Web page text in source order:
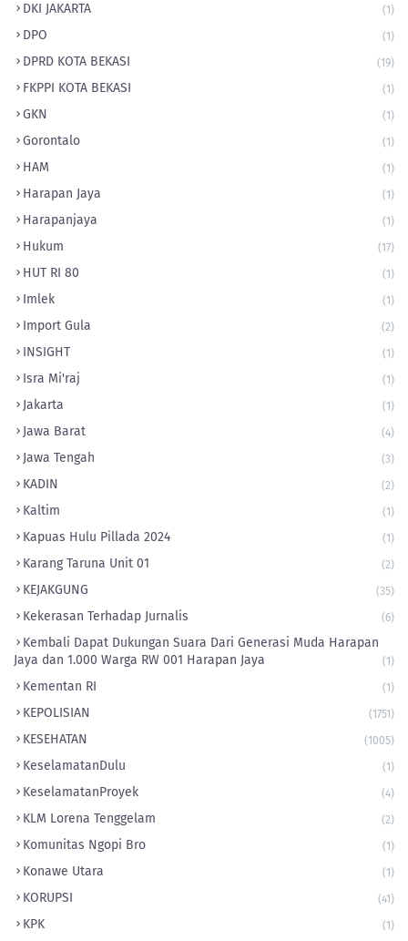
DKI JAKARTA (1)
DPO (1)
DPRD KOTA BEKASI (19)
FKPPI KOTA BEKASI (1)
GKN (1)
Gorontalo (1)
HAM (1)
Harapan Jaya (1)
Harapanjaya (1)
Hukum (17)
HUT RI 80 (1)
Imlek (1)
Import Gula (2)
INSIGHT (1)
Isra Mi'raj (1)
Jakarta (1)
Jawa Barat (4)
Jawa Tengah (3)
KADIN (2)
Kaltim (1)
Kapuas Hulu Pillada 2024 (1)
Karang Taruna Unit 01 (2)
KEJAKGUNG (35)
Kekerasan Terhadap Jurnalis (6)
Kembali Dapat Dukungan Suara Dari Generasi Muda Harapan
Jaya dan 1.000 Warga RW 001 Harapan Jaya
(1)
Kementan RI (1)
KEPOLISIAN (1751)
KESEHATAN (1005)
KeselamatanDulu (1)
KeselamatanProyek (4)
KLM Lorena Tenggelam (2)
Komunitas Ngopi Bro (1)
Konawe Utara (1)
KORUPSI (41)
KPK (1)